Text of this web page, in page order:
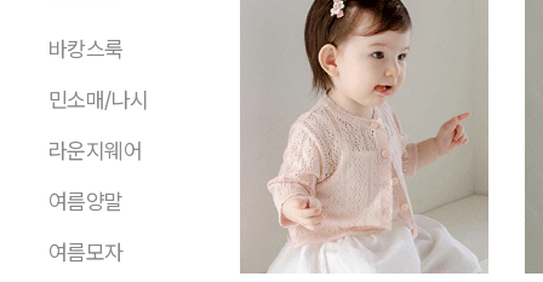
바캉스룩
민소매/나시
라운지웨어
여름양말
여름모자